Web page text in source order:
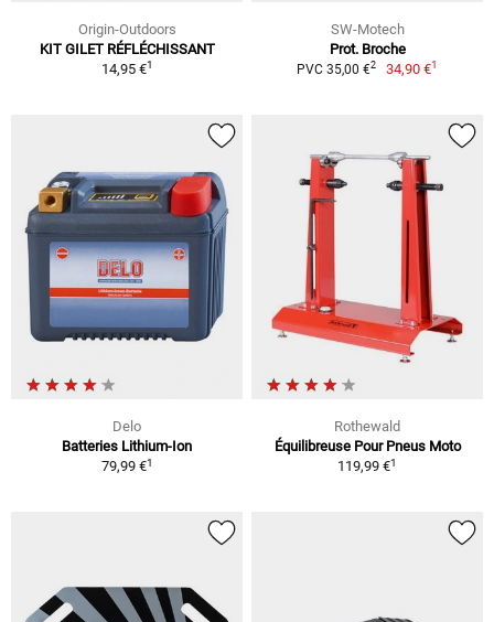
Origin-Outdoors
KIT GILET RÉFLÉCHISSANT
14,95 €1
SW-Motech
Prot. Broche
PVC 35,00 €2 34,90 €1
Delo
Batteries Lithium-Ion
79,99 €1
Rothewald
Équilibreuse Pour Pneus Moto
119,99 €1